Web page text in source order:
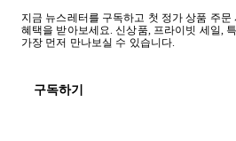
지금 뉴스레터를 구독하고 첫 정가 상품 주문
혜택을 받아보세요. 신상품, 프라이빗 세일,
가장 먼저 만나보실 수 있습니다.
구독하기